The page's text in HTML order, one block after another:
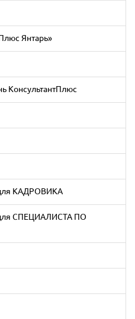
Янтарь»
КонсультантПлюс
КАДРОВИКА
СПЕЦИАЛИСТА ПО